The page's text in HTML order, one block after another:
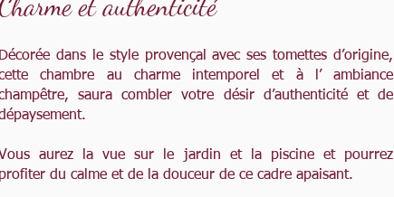
Décorée dans le style provençal avec ses tomettes d’origine,
chambre au charme intemporel et à l’ ambiance
saura combler votre désir d’authenticité et de
aurez la vue sur le jardin et la piscine et pourrez
profiter du calme et de la douceur de ce cadre apaisant.